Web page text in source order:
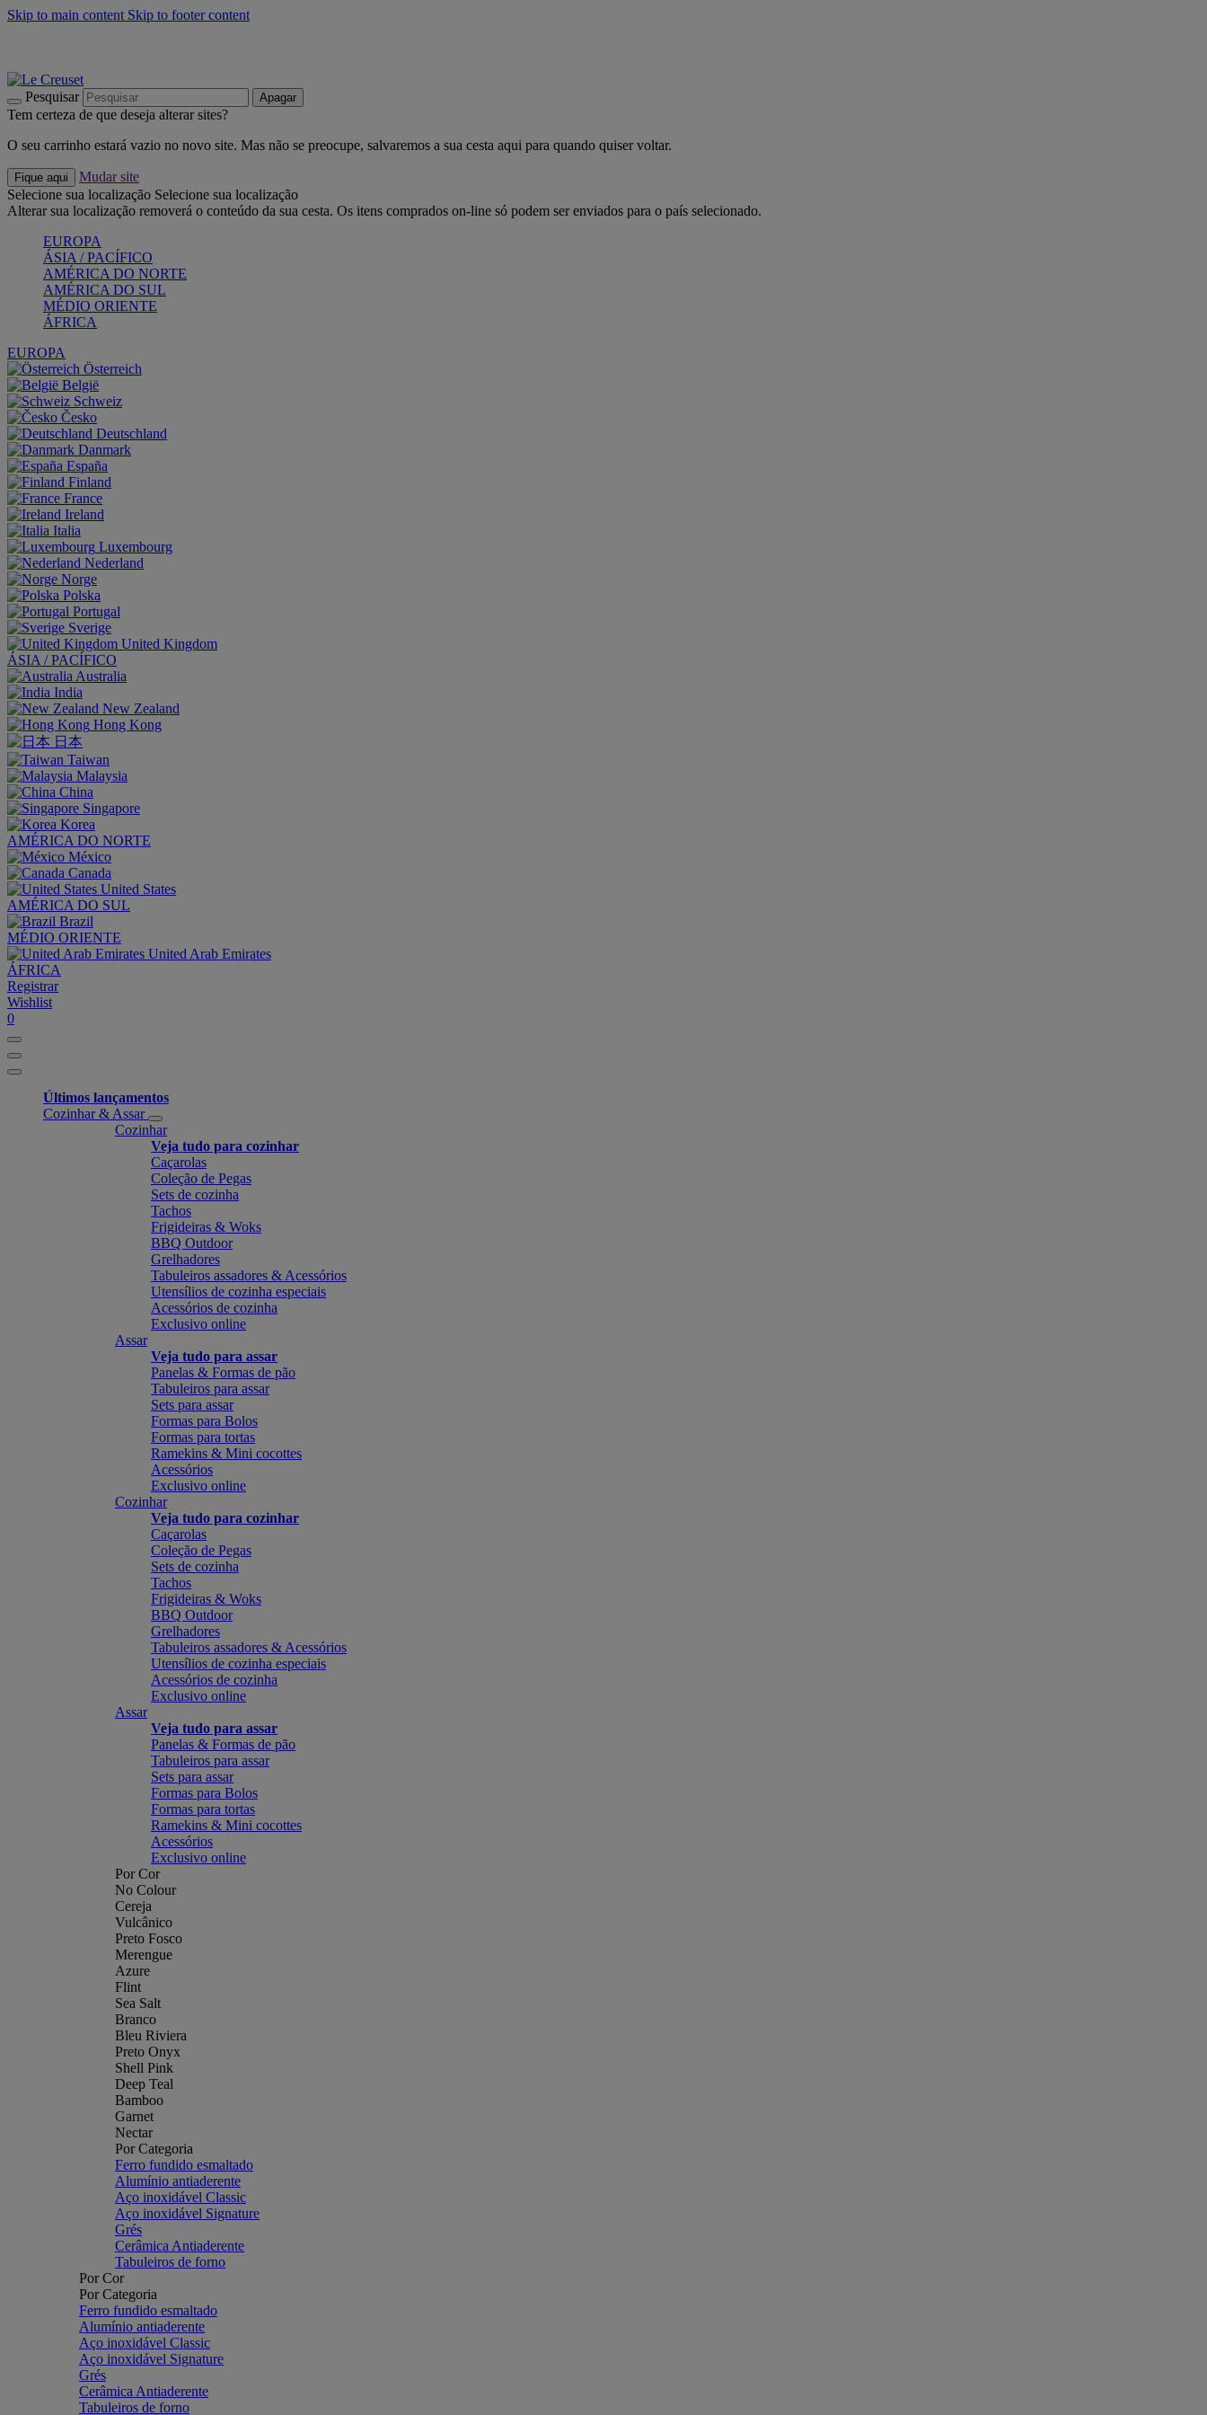
Skip to main content Skip to footer content
Pesquisar Apagar
Tem certeza de que deseja alterar sites?
O seu carrinho estará vazio no novo site. Mas não se preocupe, salvaremos a sua cesta aqui para quando quiser voltar.
Fique aqui
Mudar site
Selecione sua localização Selecione sua localização
Alterar sua localização removerá o conteúdo da sua cesta. Os itens comprados on-line só podem ser enviados para o país selecionado.
EUROPA
ÁSIA / PACÍFICO
AMÉRICA DO NORTE
AMÉRICA DO SUL
MÉDIO ORIENTE
ÁFRICA
EUROPA
Österreich
België
Schweiz
Česko
Deutschland
Danmark
España
Finland
France
Ireland
Italia
Luxembourg
Nederland
Norge
Polska
Portugal
Sverige
United Kingdom
ÁSIA / PACÍFICO
Australia
India
New Zealand
Hong Kong
日本
Taiwan
Malaysia
China
Singapore
Korea
AMÉRICA DO NORTE
México
Canada
United States
AMÉRICA DO SUL
Brazil
MÉDIO ORIENTE
United Arab Emirates
ÁFRICA
Registrar
Wishlist
0
Últimos lançamentos
Cozinhar & Assar
Cozinhar
Veja tudo para cozinhar
Caçarolas
Coleção de Pegas
Sets de cozinha
Tachos
Frigideiras & Woks
BBQ Outdoor
Grelhadores
Tabuleiros assadores & Acessórios
Utensílios de cozinha especiais
Acessórios de cozinha
Exclusivo online
Assar
Veja tudo para assar
Panelas & Formas de pão
Tabuleiros para assar
Sets para assar
Formas para Bolos
Formas para tortas
Ramekins & Mini cocottes
Acessórios
Exclusivo online
Cozinhar
Veja tudo para cozinhar
Caçarolas
Coleção de Pegas
Sets de cozinha
Tachos
Frigideiras & Woks
BBQ Outdoor
Grelhadores
Tabuleiros assadores & Acessórios
Utensílios de cozinha especiais
Acessórios de cozinha
Exclusivo online
Assar
Veja tudo para assar
Panelas & Formas de pão
Tabuleiros para assar
Sets para assar
Formas para Bolos
Formas para tortas
Ramekins & Mini cocottes
Acessórios
Exclusivo online
Por Cor
No Colour
Cereja
Vulcânico
Preto Fosco
Merengue
Azure
Flint
Sea Salt
Branco
Bleu Riviera
Preto Onyx
Shell Pink
Deep Teal
Bamboo
Garnet
Nectar
Por Categoria
Ferro fundido esmaltado
Alumínio antiaderente
Aço inoxidável Classic
Aço inoxidável Signature
Grés
Cerâmica Antiaderente
Tabuleiros de forno
Por Cor
Por Categoria
Ferro fundido esmaltado
Alumínio antiaderente
Aço inoxidável Classic
Aço inoxidável Signature
Grés
Cerâmica Antiaderente
Tabuleiros de forno